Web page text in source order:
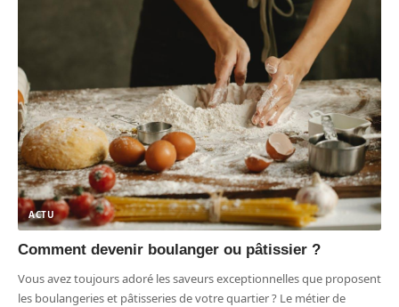
ACTU
Comment devenir boulanger ou pâtissier ?
Vous avez toujours adoré les saveurs exceptionnelles que proposent
les boulangeries et pâtisseries de votre quartier ? Le métier de